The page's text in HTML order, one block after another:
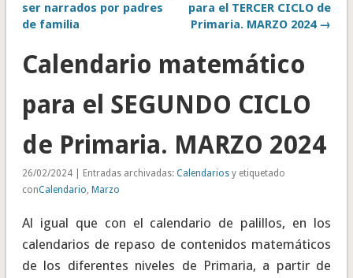
ser narrados por padres
de familia
para el TERCER CICLO de
Primaria. MARZO 2024 →
Calendario matemático
para el SEGUNDO CICLO
de Primaria. MARZO 2024
26/02/2024 | Entradas archivadas: Calendariosy etiquetado
conCalendario, Marzo
Al igual que con el calendario de palillos, en los
calendarios de repaso de contenidos matemáticos
de los diferentes niveles de Primaria, a partir de